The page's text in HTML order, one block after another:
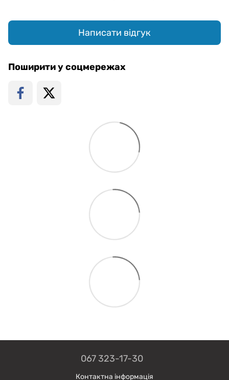
Написати відгук
Поширити у соцмережах
067 323-17-30
Контактна інформація